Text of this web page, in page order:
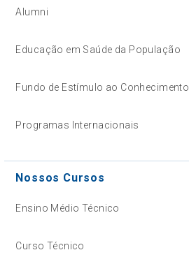
Alumni
Educação em Saúde da População
Fundo de Estímulo ao Conhecimento
Programas Internacionais
Nossos Cursos
Ensino Médio Técnico
Curso Técnico